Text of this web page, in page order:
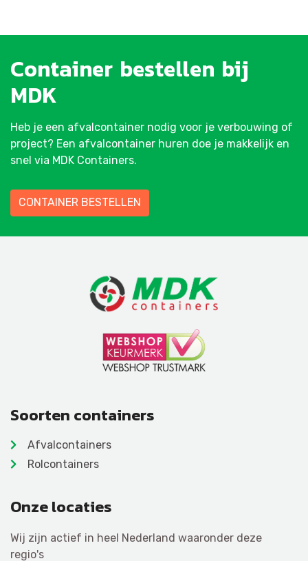
Container bestellen bij
MDK
Heb je een afvalcontainer nodig voor je verbouwing of
project? Een afvalcontainer huren doe je makkelijk en
snel via MDK Containers.
CONTAINER BESTELLEN
Soorten containers
Afvalcontainers
Rolcontainers
Onze locaties
Wij zijn actief in heel Nederland waaronder deze
regio's